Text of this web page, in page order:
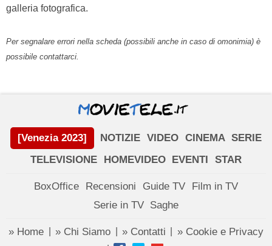
galleria fotografica.
Per segnalare errori nella scheda (possibili anche in caso di omonimia) è
possibile contattarci.
[Venezia 2023] NOTIZIE VIDEO CINEMA SERIE
TELEVISIONE
HOMEVIDEO EVENTI STAR
BoxOffice Recensioni Guide TV
Film in TV
Serie in TV Saghe
» Home » Chi Siamo » Contatti » Cookie e Privacy